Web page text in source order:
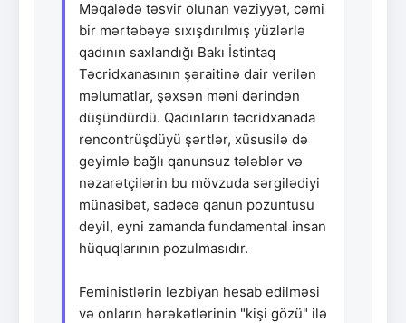
Məqalədə təsvir olunan vəziyyət, cəmi
bir mərtəbəyə sıxışdırılmış yüzlərlə
qadının saxlandığı Bakı İstintaq
Təcridxanasının şəraitinə dair verilən
məlumatlar, şəxsən məni dərindən
düşündürdü. Qadınların təcridxanada
rencontrüşdüyü şərtlər, xüsusilə də
geyimlə bağlı qanunsuz tələblər və
nəzarətçilərin bu mövzuda sərgilədiyi
münasibət, sadəcə qanun pozuntusu
deyil, eyni zamanda fundamental insan
hüquqlarının pozulmasıdır.
Feministlərin lezbiyan hesab edilməsi
və onların hərəkətlərinin "kişi gözü" ilə